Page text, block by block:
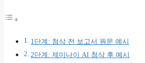
1단계: 첨삭 전 보고서 원문 예시
2단계: 제미나이 AI 첨삭 후 예시